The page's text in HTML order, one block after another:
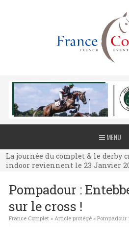
MENU
La journée du complet & le derby
indoor reviennent le 23 Janvier
La journée du complet & le derby
indoor reviennent le 23 Janvier
indoor reviennent le 23 Janvier
Pompadour :
sur le cross !
France Complet» Article protégé» Pompadour